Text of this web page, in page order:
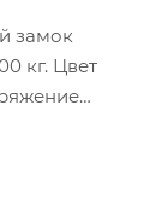
замок
кг. Цвет